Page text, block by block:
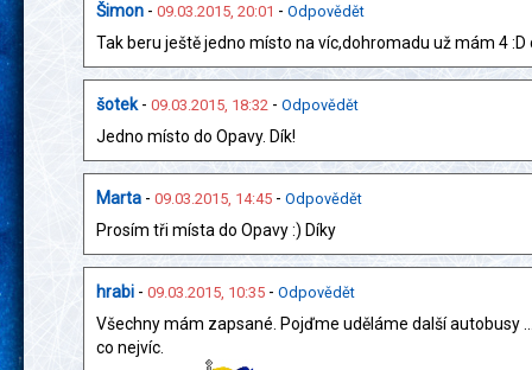
Šimon - 09.03.2015, 20:01 - Odpovědět
Tak beru ještě jedno místo na víc,dohromadu už mám 4 :D
šotek- 09.03.2015, 18:32 - Odpovědět
Jedno místo do Opavy. Dík!
Marta - 09.03.2015, 14:45 - Odpovědět
Prosím tři místa do Opavy :) Díky
hrabi - 09.03.2015, 10:35 - Odpovědět
Všechny mám zapsané. Pojďme uděláme další autobusy
co nejvíc.